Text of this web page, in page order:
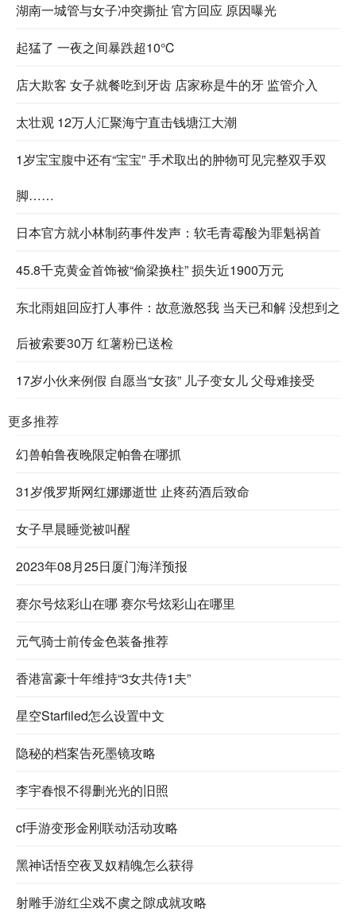
湖南一城管与女子冲突撕扯 官方回应 原因曝光
起猛了 一夜之间暴跌超10℃
店大欺客 女子就餐吃到牙齿 店家称是牛的牙 监管介入
太壮观 12万人汇聚海宁直击钱塘江大潮
1岁宝宝腹中还有“宝宝” 手术取出的肿物可见完整双手双
脚……
日本官方就小林制药事件发声：软毛青霉酸为罪魁祸首
45.8千克黄金首饰被“偷梁换柱” 损失近1900万元
东北雨姐回应打人事件：故意激怒我 当天已和解 没想到之
后被索要30万 红薯粉已送检
17岁小伙来例假 自愿当“女孩” 儿子变女儿 父母难接受
更多推荐
幻兽帕鲁夜晚限定帕鲁在哪抓
31岁俄罗斯网红娜娜逝世 止疼药酒后致命
女子早晨睡觉被叫醒
2023年08月25日厦门海洋预报
赛尔号炫彩山在哪 赛尔号炫彩山在哪里
元气骑士前传金色装备推荐
香港富豪十年维持“3女共侍1夫”
星空Starfiled怎么设置中文
隐秘的档案告死墨镜攻略
李宇春恨不得删光光的旧照
cf手游变形金刚联动活动攻略
黑神话悟空夜叉奴精魄怎么获得
射雕手游红尘戏不虞之隙成就攻略